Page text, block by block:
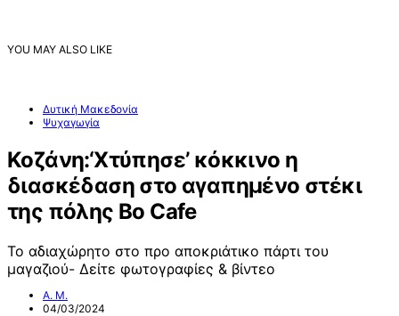
YOU MAY ALSO LIKE
Δυτική Μακεδονία
Ψυχαγωγία
Κοζάνη:‘Χτύπησε’ κόκκινο η
διασκέδαση στο αγαπημένο στέκι
της πόλης Bo Cafe
Το αδιαχώρητο στο προ αποκριάτικο πάρτι του
μαγαζιού- Δείτε φωτογραφίες & βίντεο
Α. Μ.
04/03/2024